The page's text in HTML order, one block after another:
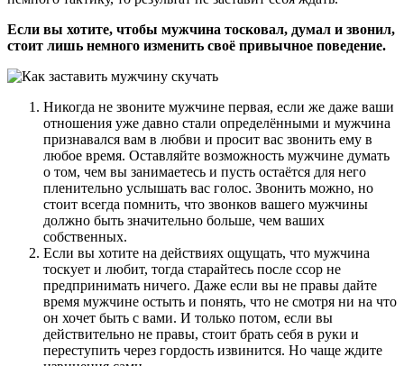
Если вы хотите, чтобы мужчина тосковал, думал и звонил,
стоит лишь немного изменить своё привычное поведение.
Никогда не звоните мужчине первая, если же даже ваши
отношения уже давно стали определёнными и мужчина
признавался вам в любви и просит вас звонить ему в
любое время. Оставляйте возможность мужчине думать
о том, чем вы занимаетесь и пусть остаётся для него
пленительно услышать вас голос. Звонить можно, но
стоит всегда помнить, что звонков вашего мужчины
должно быть значительно больше, чем ваших
собственных.
Если вы хотите на действиях ощущать, что мужчина
тоскует и любит, тогда старайтесь после ссор не
предпринимать ничего. Даже если вы не правы дайте
время мужчине остыть и понять, что не смотря ни на что
он хочет быть с вами. И только потом, если вы
действительно не правы, стоит брать себя в руки и
переступить через гордость извинится. Но чаще ждите